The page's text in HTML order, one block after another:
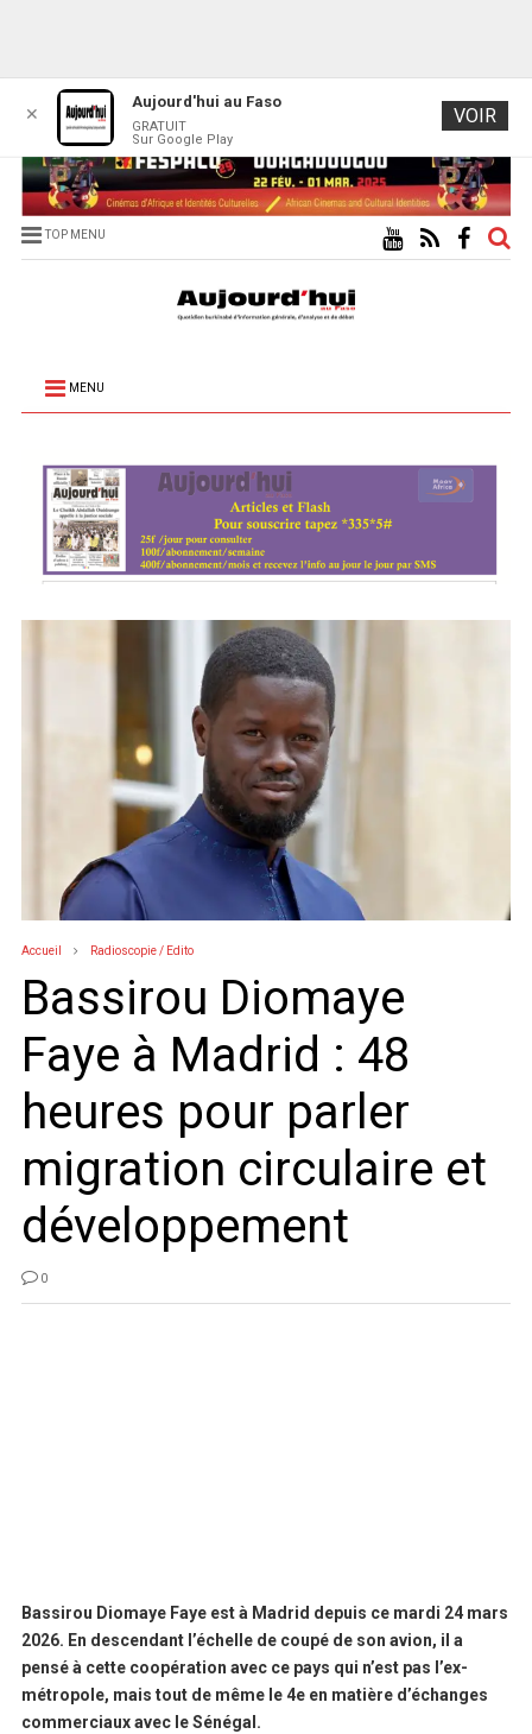
TOP MENU
MENU
Accueil Radioscopie / Edito
Bassirou Diomaye
Faye à Madrid : 48
heures pour parler
migration circulaire et
développement
0
Bassirou Diomaye Faye est à Madrid depuis ce mardi 24 mars
2026. En descendant l’échelle de coupé de son avion, il a
pensé à cette coopération avec ce pays qui n’est pas l’ex-
métropole, mais tout de même le 4e en matière d’échanges
commerciaux avec le Sénégal.
✕
Aujourd'hui au Faso
GRATUIT
Sur Google Play
VOIR